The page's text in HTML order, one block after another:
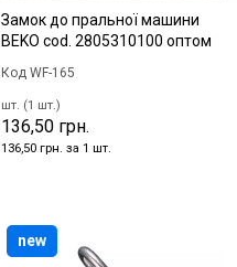
Замок до пральної машини
BEKO cod. 2805310100 оптом
Код WF-165
шт. (1 шт.)
136,50 грн.
136,50 грн. за 1 шт.
new